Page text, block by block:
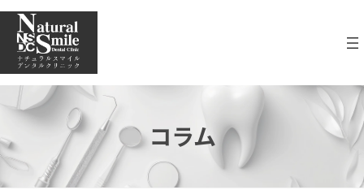
ツ
へ
ッ
プ
シ
ョ
移
動
コラム